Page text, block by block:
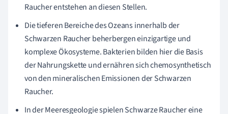
Raucher entstehen an diesen Stellen.
Die tieferen Bereiche des Ozeans innerhalb der
Schwarzen Raucher beherbergen einzigartige und
komplexe Ökosysteme. Bakterien bilden hier die Basis
der Nahrungskette und ernähren sich chemosynthetisch
von den mineralischen Emissionen der Schwarzen
Raucher.
In der Meeresgeologie spielen Schwarze Raucher eine